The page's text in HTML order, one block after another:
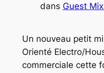
dans Guest
Un nouveau petit
Orienté Electro/
commerciale cette